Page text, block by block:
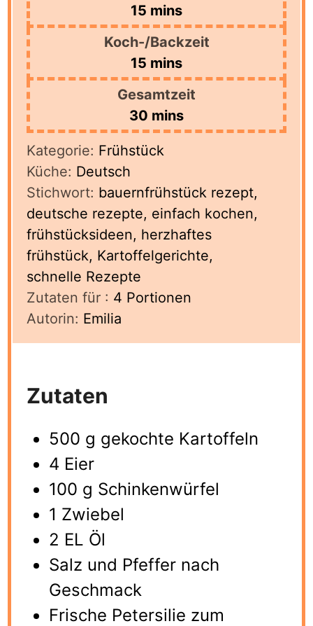
15 minutes
mins
Koch-/Backzeit
15 minutes
mins
Gesamtzeit
30 minutes
mins
Kategorie: Frühstück
Küche: Deutsch
Stichwort: bauernfrühstück rezept,
deutsche rezepte, einfach kochen,
frühstücksideen, herzhaftes
frühstück, Kartoffelgerichte,
schnelle Rezepte
Zutaten für : 4 Portionen
Autorin: Emilia
Zutaten
500 g gekochte Kartoffeln
4 Eier
100 g Schinkenwürfel
1 Zwiebel
2 EL Öl
Salz und Pfeffer nach
Geschmack
Frische Petersilie zum